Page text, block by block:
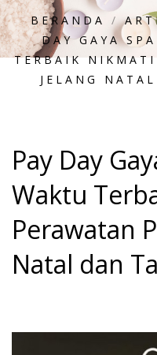
BERANDA /
DAY GAYA
TERBAIK NIKMATI
JELANG
Pay Day
Waktu
Perawatan
Natal dan